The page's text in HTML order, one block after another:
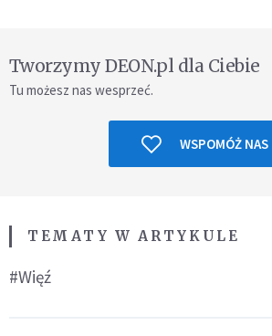
Tworzymy DEON.pl dla Ciebie
Tu możesz nas wesprzeć.
WSPOMÓŻ NAS
TEMATY W ARTYKULE
#Więź